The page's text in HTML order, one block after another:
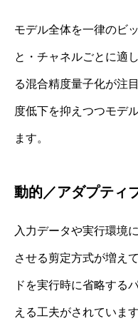
モデル全体を一律のビ
と・チャネルごとに適
る混合精度量子化が注
度低下を抑えつつモデ
ます。
動的／アダプティ
入力データや実行環境
させる剪定方式が増え
ドを実行時に省略する
える工夫がされています